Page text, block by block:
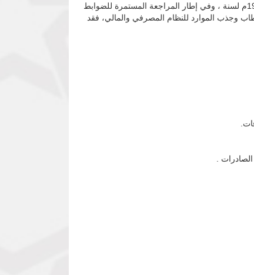
عملاً بأحكام المادة (10) من قانون بنك السودان المركزي لسنة 2002م ، مقروءة مع المادة (8) من قانون تنظيم التعامل بالنقد لسنة 1981م لسنة ، وفي إطار المراجعة المستمرة للضوابط
وجذب الموارد للنظام المصرفي والمالي، فقد